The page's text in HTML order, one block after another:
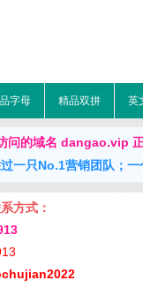
字母 精品双拼 英
问的域名 dangao.vip
一只No.1营销团队；
方式：